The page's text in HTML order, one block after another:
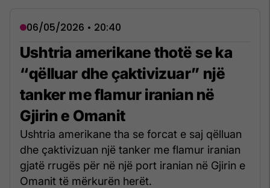
06/05/2026 • 20:40
Ushtria amerikane thotë se ka
“qëlluar dhe çaktivizuar” një
tanker me flamur iranian në
Gjirin e Omanit
Ushtria amerikane tha se forcat e saj qëlluan
dhe çaktivizuan një tanker me flamur iranian
gjatë rrugës për në një port iranian në Gjirin e
Omanit të mërkurën herët.